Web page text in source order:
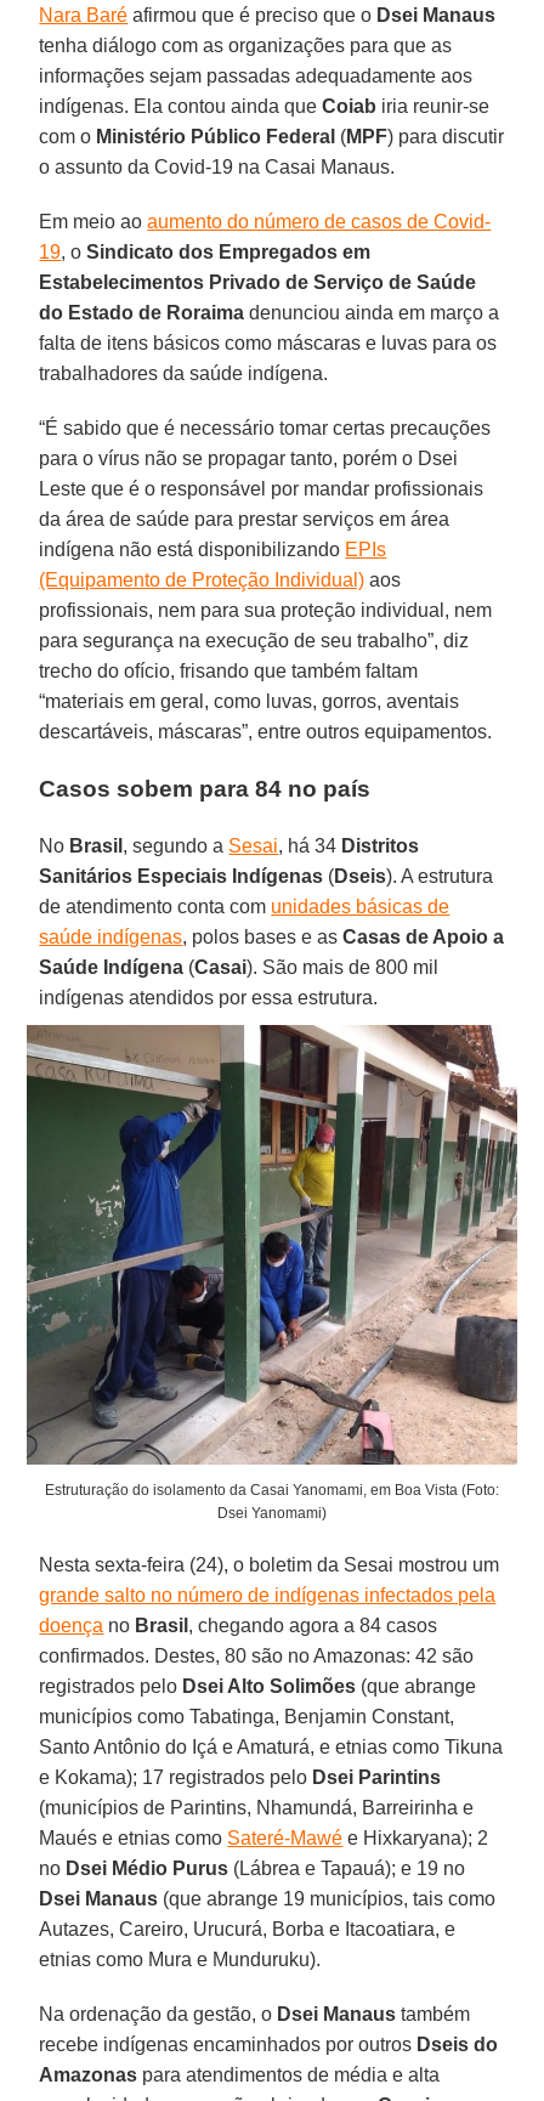
Nara Baré afirmou que é preciso que o Dsei Manaus
tenha diálogo com as organizações para que as
informações sejam passadas adequadamente aos
indígenas. Ela contou ainda queCoiab iria reunir-se
com o Ministério Público Federal (MPF) para discutir
o assunto da Covid-19 na Casai Manaus.
Em meio aoaumento do número de casos de Covid-
19, oSindicato dos Empregados em
Estabelecimentos Privado de Serviço de Saúde
do Estado de Roraima denunciou ainda em março a
falta de itens básicos como máscaras e luvas para os
trabalhadores da saúde indígena.
“É sabido que é necessário tomar certas precauções
para o vírus não se propagar tanto, porém o Dsei
Leste que é o responsável por mandar profissionais
da área de saúde para prestar serviços em área
indígena não está disponibilizando EPIs
(Equipamento de Proteção Individual) aos
profissionais, nem para sua proteção individual, nem
para segurança na execução de seu trabalho”, diz
trecho do ofício, frisando que também faltam
“materiais em geral, como luvas, gorros, aventais
descartáveis, máscaras”, entre outros equipamentos.
Casos sobem para 84 no país
No Brasil , segundo a Sesai, há 34 Distritos
Sanitários Especiais Indígenas (Dseis). A estrutura
de atendimento conta com unidades básicas de
saúde indígenas, polos bases e asCasas de Apoio a
Saúde Indígena (Casai). São mais de 800 mil
indígenas atendidos por essa estrutura.
Estruturação do isolamento da Casai Yanomami, em Boa Vista (Foto:
Dsei Yanomami)
Nesta sexta-feira (24), o boletim da Sesai mostrou um
grande salto no número de indígenas infectados pela
doença no Brasil , chegando agora a 84 casos
confirmados. Destes, 80 são no Amazonas: 42 são
registrados pelo Dsei Alto Solimões (que abrange
municípios como Tabatinga, Benjamin Constant,
Santo Antônio do Içá e Amaturá, e etnias como Tikuna
e Kokama); 17 registrados pelo Dsei Parintins
(municípios de Parintins, Nhamundá, Barreirinha e
Maués e etnias como Sateré-Mawé e Hixkaryana); 2
no Dsei Médio Purus (Lábrea e Tapauá); e 19 no
Dsei Manaus (que abrange 19 municípios, tais como
Autazes, Careiro, Urucurá, Borba e Itacoatiara, e
etnias como Mura e Munduruku).
Na ordenação da gestão, o Dsei Manaus também
recebe indígenas encaminhados por outros Dseis do
Amazonas para atendimentos de média e alta